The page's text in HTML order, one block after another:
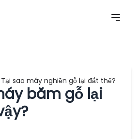
Tại sao máy nghiền gỗ lại đắt thế?
băm gỗ lại